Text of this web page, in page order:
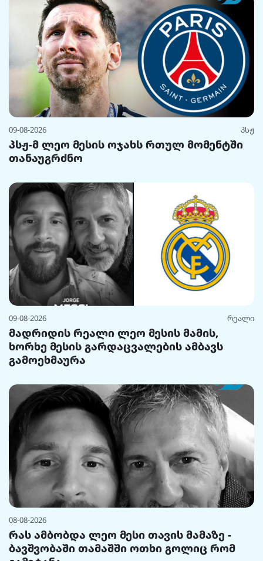
09-08-2026 პსჟ
პსჟ-მ ლეო მესის ოჯახს რთულ მომენტში
თანაუგრძნო
09-08-2026 რეალი
მადრიდის რეალი ლეო მესის მამის,
ხორხე მესის გარდაცვალების ამბავს
გამოეხმაურა
08-08-2026
რას ამბობდა ლეო მესი თავის მამაზე -
ბავშვობაში თამაშში ოთხი გოლიც რომ